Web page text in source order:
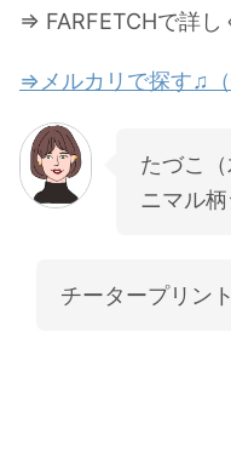
⇒ FARFETCHで詳し
⇒メルカリで探す♫（
たづこ
ニマル
チータープリン